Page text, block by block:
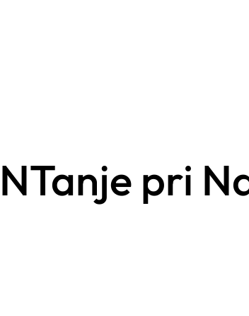
pri